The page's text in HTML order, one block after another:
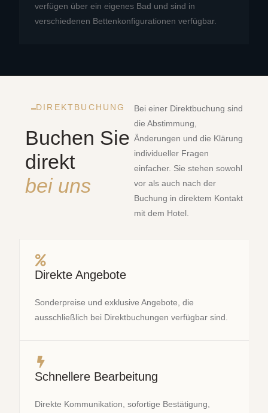
verfügen über ein eigenes Bad und sind in
verschiedenen Bettenkonfigurationen verfügbar.
DIREKTBUCHUNG
Buchen Sie
direkt
bei uns
Bei einer Direktbuchung sind
die Abstimmung,
Änderungen und die Klärung
individueller Fragen
einfacher. Sie stehen sowohl
vor als auch nach der
Buchung in direktem Kontakt
mit dem Hotel.
Direkte Angebote
Sonderpreise und exklusive Angebote, die
ausschließlich bei Direktbuchungen verfügbar sind.
Schnellere Bearbeitung
Direkte Kommunikation, sofortige Bestätigung,